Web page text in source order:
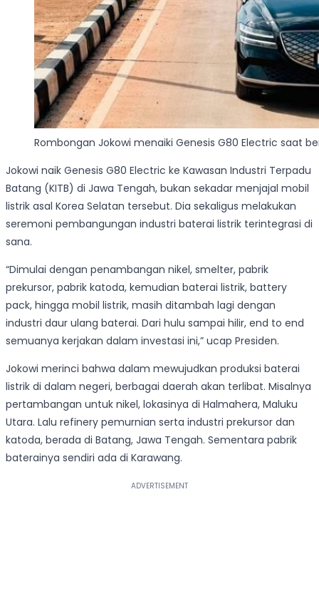
Rombongan Jokowi menaiki Genesis G80 Electric saat
Jokowi naik Genesis G80 Electric ke Kawasan Industri Terpadu
Batang (KITB) di Jawa Tengah, bukan sekadar menjajal mobil
listrik asal Korea Selatan tersebut. Dia sekaligus melakukan
seremoni pembangungan industri baterai listrik terintegrasi di
sana.
“Dimulai dengan penambangan nikel, smelter, pabrik
prekursor, pabrik katoda, kemudian baterai listrik, battery
pack, hingga mobil listrik, masih ditambah lagi dengan
industri daur ulang baterai. Dari hulu sampai hilir, end to end
semuanya kerjakan dalam investasi ini,” ucap Presiden.
Jokowi merinci bahwa dalam mewujudkan produksi baterai
listrik di dalam negeri, berbagai daerah akan terlibat. Misalnya
pertambangan untuk nikel, lokasinya di Halmahera, Maluku
Utara. Lalu refinery pemurnian serta industri prekursor dan
katoda, berada di Batang, Jawa Tengah. Sementara pabrik
baterainya sendiri ada di Karawang.